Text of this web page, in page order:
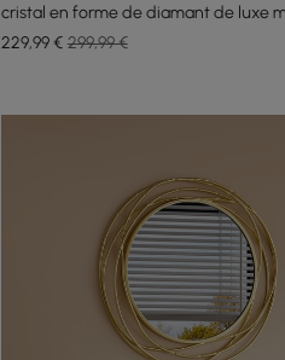
cristal en forme de diamant de luxe
390 mm en or
229,99€ 299,99 €